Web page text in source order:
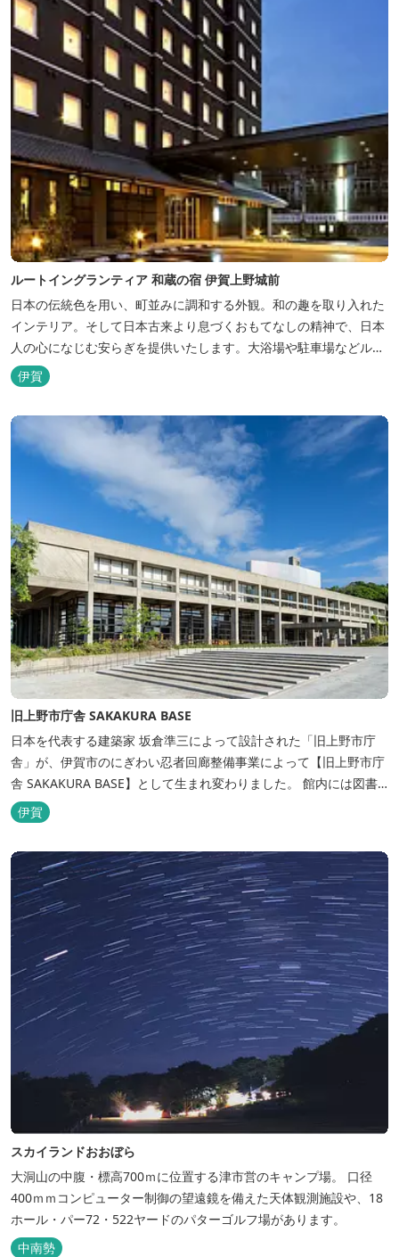
ルートイングランティア 和蔵の宿 伊賀上野城前
日本の伝統色を用い、町並みに調和する外観。和の趣を取り入れた
インテリア。そして日本古来より息づくおもてなしの精神で、日本
人の心になじむ安らぎを提供いたします。大浴場や駐車場などルー
トインホテルズの機能性や利便性はそのままに、穏やかな和のニュ
アンスを湛えた空間は、ビジネスにも観光にも、幅広くお役立てい
伊賀
旧上野市庁舎 SAKAKURA BASE
日本を代表する建築家 坂倉準三によって設計された「旧上野市庁
舎」が、伊賀市のにぎわい忍者回廊整備事業によって【旧上野市庁
舎 SAKAKURA BASE】として生まれ変わりました。 館内には図書
館やホテル、カフェがあるほか、観光案内所「伊賀市観光インフォ
メーションセンター」や伊賀の逸品を取り揃えた「伊賀百貨
伊賀
スカイランドおおぼら
大洞山の中腹・標高700ｍに位置する津市営のキャンプ場。 口径
400ｍｍコンピューター制御の望遠鏡を備えた天体観測施設や、18
ホール・パー72・522ヤードのパターゴルフ場があります。
中南勢